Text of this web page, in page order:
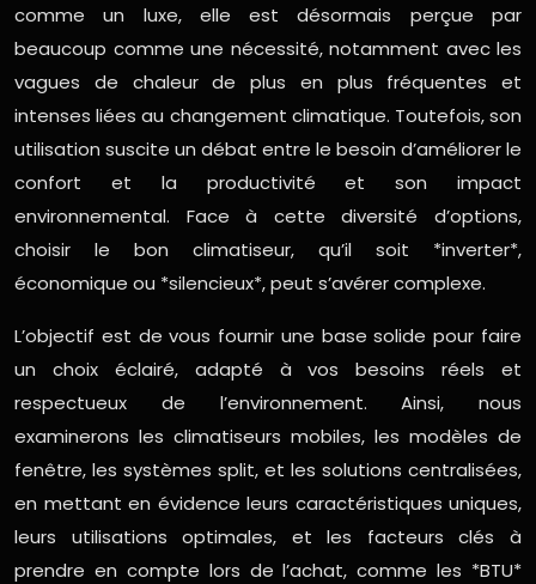
comme un luxe, elle est désormais perçue par
beaucoup comme une nécessité, notamment avec les
vagues de chaleur de plus en plus fréquentes et
intenses liées au changement climatique. Toutefois, son
utilisation suscite un débat entre le besoin d’améliorer le
confort et la productivité et son impact
environnemental. Face à cette diversité d’options,
choisir le bon climatiseur, qu’il soit *inverter*,
économique ou *silencieux*, peut s’avérer complexe.
L’objectif est de vous fournir une base solide pour faire
un choix éclairé, adapté à vos besoins réels et
respectueux de l’environnement. Ainsi, nous
examinerons les climatiseurs mobiles, les modèles de
fenêtre, les systèmes split, et les solutions centralisées,
en mettant en évidence leurs caractéristiques uniques,
leurs utilisations optimales, et les facteurs clés à
prendre en compte lors de l’achat, comme les *BTU*